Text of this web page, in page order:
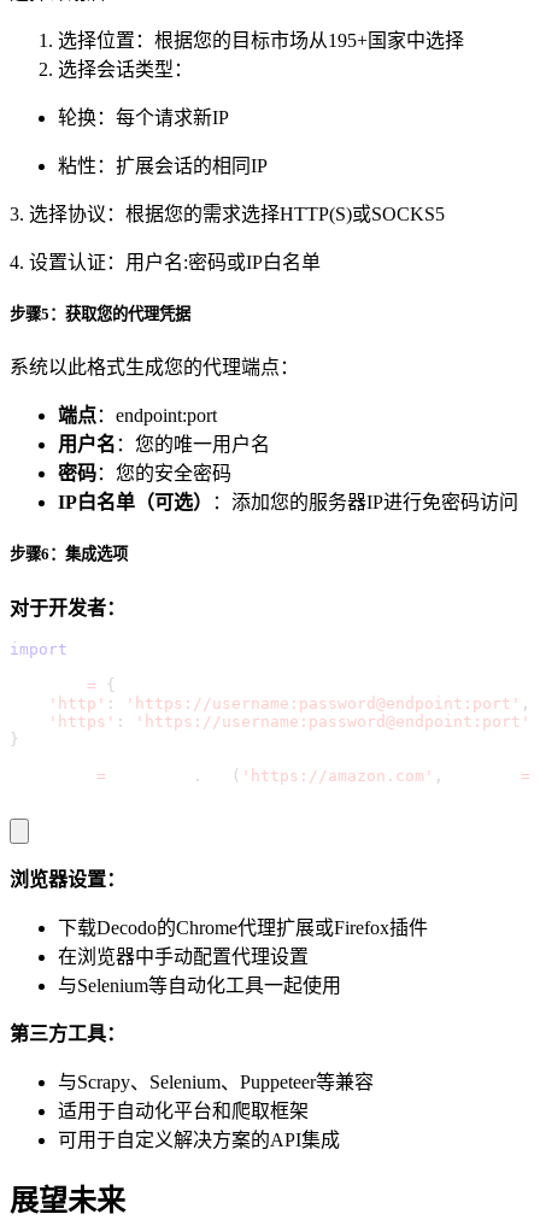
选择位置：根据您的目标市场从195+国家中选择
选择会话类型：
轮换：每个请求新IP
粘性：扩展会话的相同IP
3. 选择协议：根据您的需求选择HTTP(S)或SOCKS5
4. 设置认证：用户名:密码或IP白名单
步骤5：获取您的代理凭据
系统以此格式生成您的代理端点：
端点： endpoint:port
用户名 ：您的唯一用户名
密码：您的安全密码
IP白名单（可选）
：添加您的服务器IP进行免密码访问
步骤6：集成选项
对于开发者：
import
=
{
'http' : 'https://username:password@endpoint:port' ,
'https' :
'https://username:password@endpoint:port'
}
= . ( 'https://amazon.com' , =
浏览器设置：
下载Decodo的Chrome代理扩展或Firefox插件
在浏览器中手动配置代理设置
与Selenium等自动化工具一起使用
第三方工具：
与Scrapy、Selenium、Puppeteer等兼容
适用于自动化平台和爬取框架
可用于自定义解决方案的API集成
展望未来